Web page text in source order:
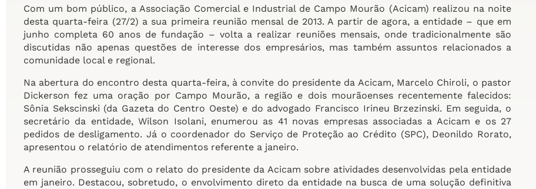
Com um bom público, a Associação Comercial e Industrial de Campo Mourão (Acicam) realizou na noite
desta quarta-feira (27/2) a sua primeira reunião mensal de 2013. A partir de agora, a entidade – que em
junho completa 60 anos de fundação – volta a realizar reuniões mensais, onde tradicionalmente são
discutidas não apenas questões de interesse dos empresários, mas também assuntos relacionados a
comunidade local e regional.
Na abertura do encontro desta quarta-feira, à convite do presidente da Acicam, Marcelo Chiroli, o pastor
Dickerson fez uma oração por Campo Mourão, a região e dois mourãoenses recentemente falecidos:
Sônia Sekscinski (da Gazeta do Centro Oeste) e do advogado Francisco Irineu Brzezinski. Em seguida, o
secretário da entidade, Wilson Isolani, enumerou as 41 novas empresas associadas a Acicam e os 27
pedidos de desligamento. Já o coordenador do Serviço de Proteção ao Crédito (SPC), Deonildo Rorato,
apresentou o relatório de atendimentos referente a janeiro.
A reunião prosseguiu com o relato do presidente da Acicam sobre atividades desenvolvidas pela entidade
em janeiro. Destacou, sobretudo, o envolvimento direto da entidade na busca de uma solução definitiva